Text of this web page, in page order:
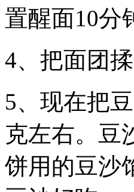
置醒面10分
4、把面团
5、现在把
克左右。豆
饼用的豆沙